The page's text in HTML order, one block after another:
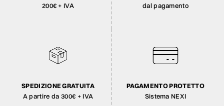
200€ + IVA
dal pagamento
SPEDIZIONE GRATUITA
A partire da 300€ + IVA
PAGAMENTO PROTETTO
Sistema NEXI